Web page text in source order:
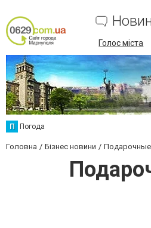
Голос міста
П Погода
Головна Бізнес новини Подарочные